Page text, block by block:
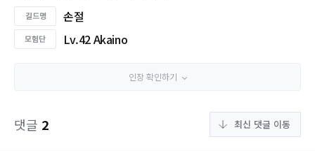
손절
Lv.42 Akaino
인장 확인하기
댓글 2 최신 댓글 이동